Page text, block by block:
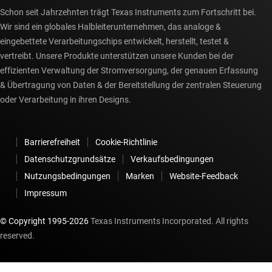
Schon seit Jahrzehnten trägt Texas Instruments zum Fortschritt bei.
Wir sind ein globales Halbleiterunternehmen, das analoge &
eingebettete Verarbeitungschips entwickelt, herstellt, testet &
vertreibt. Unsere Produkte unterstützen unsere Kunden bei der
effizienten Verwaltung der Stromversorgung, der genauen Erfassung
& Übertragung von Daten & der Bereitstellung der zentralen Steuerung
oder Verarbeitung in ihren Designs.
Barrierefreiheit
Cookie-Richtlinie
Datenschutzgrundsätze
Verkaufsbedingungen
Nutzungsbedingungen
Marken
Website-Feedback
Impressum
© Copyright 1995-2026Texas Instruments Incorporated. All rights
reserved.